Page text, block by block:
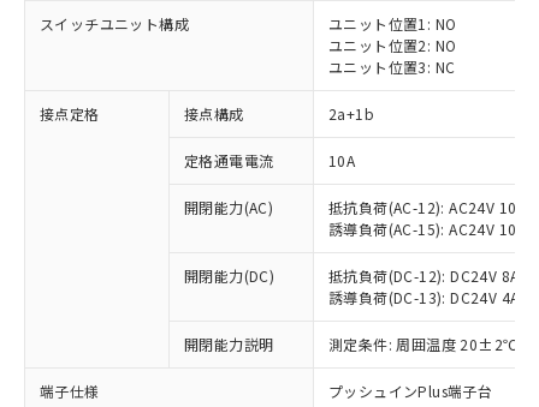
スイッチユニット構成
ユニット位置1: NO
ユニット位置2: NO
ユニット位置3: NC
接点定格 接点構成 2a+1b
定格通電電流 10A
開閉能力(AC)
抵抗負荷(AC-12): AC24V 10A/
誘導負荷(AC-15): AC24V
開閉能力(DC)
抵抗負荷(DC-12): DC24V 8A/
誘導負荷(DC-13): DC24V 4A/
開閉能力説明 測定条件: 周囲温度 20±2℃、
端子仕様 プッシュインPlus端子台
ご利用条件
対応済み：EU RoHS指令（10物質）の
非含有に対応した製品が提供可能な商品で
対応予定：EU RoHS指令（10物質）の非含
有に対応した製品に切り替える予定のある
対応予定なし：EU RoHS指令（10物質）の